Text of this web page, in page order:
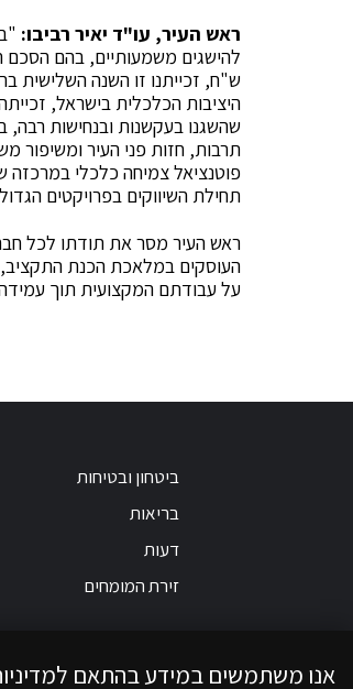
ראש העיר, עו"ד יאיר רביבו:
היציבות הכלכלית בישראל,
תרבות, חזות פני העיר ומשיפור
פוטנציאל צמיחה כלכלי במרכזה
תחילת השיווקים בפרויקטים
ראש העיר מסר את תודתו לכל
העוסקים במלאכת הכנת התקציב,
על עבודתם המקצועית תוך
ביטחון ובטיחות
בריאות
דעות
זירת המומחים
אנו משתמשים במידע בהתאם